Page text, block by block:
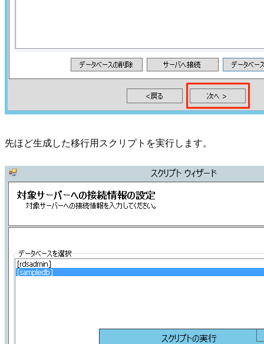
先ほど生成した移行用スクリプトを実行します。